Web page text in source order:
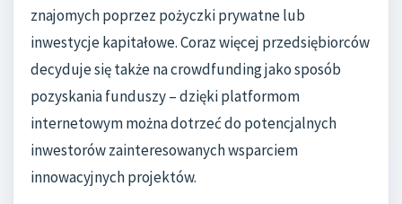
znajomych poprzez pożyczki prywatne lub
inwestycje kapitałowe. Coraz więcej przedsiębiorców
decyduje się także na crowdfunding jako sposób
pozyskania funduszy – dzięki platformom
internetowym można dotrzeć do potencjalnych
inwestorów zainteresowanych wsparciem
innowacyjnych projektów.